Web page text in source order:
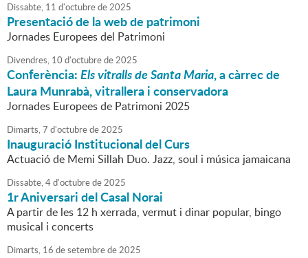
Dissabte, 11 d'octubrede2025
Presentació de la web de patrimoni
Jornades Europees del Patrimoni
Divendres, 10 d'octubrede2025
Conferència:Els vitralls de Santa Maria, a càrrec de
Laura Munrabà, vitrallera i conservadora
Jornades Europees de Patrimoni 2025
Dimarts,7 d'octubrede2025
Inauguració Institucional del Curs
Actuació de Memi Sillah Duo. Jazz, soul i música jamaicana
Dissabte,4d'octubrede2025
1r Aniversari del Casal Norai
A partir de les 12 h xerrada, vermut i dinar popular, bingo
musical i concerts
Dimarts, 16 desetembrede2025